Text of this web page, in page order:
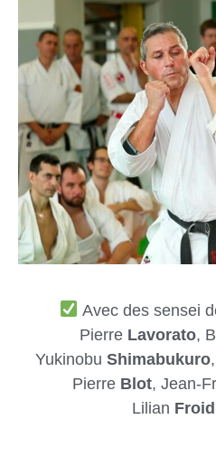
Avec des sensei
Pierre Lavorato,
Yukinobu Shimabukuro
Pierre Blot, Jean-
Lilian